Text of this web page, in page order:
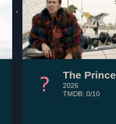
The Prince
2026
TMDB: 0/10